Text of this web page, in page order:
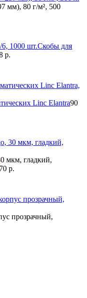
мм), 80 г/м², 500
Скобы для
р.
Linc Elantra90
мкм, гладкий,
р.
прозрачный,